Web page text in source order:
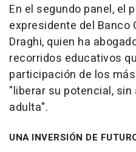
En el segundo panel, el
expresidente del Banco
Draghi, quien ha
recorridos educativos
participación de los
"liberar su potencial,
adulta".
UNA INVERSIÓN DE